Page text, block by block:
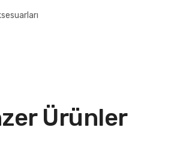
Ürünler